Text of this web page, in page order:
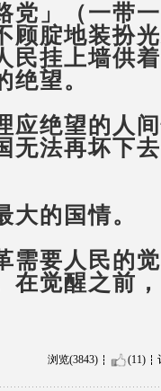
党」（一带
顾腚地装扮
民挂上墙供
绝望。
应绝望的人
无法再坏下
大的国情。
需要人民的
在觉醒之前
浏览(3843) (11)